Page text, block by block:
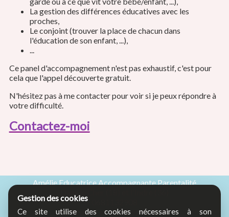
La gestion des différences éducatives avec les
proches,
Le conjoint (trouver la place de chacun dans
l'éducation de son enfant, ...),
...
Ce panel d'accompagnement n'est pas exhaustif, c'est pour
cela que l'appel découverte gratuit.
N'hésitez pas à me contacter pour voir si je peux répondre à
votre difficulté.
Contactez-moi
Amélie Educatrice Accompagnante Parentalité
amelie.educatrice18@gmail.com
Gestion des cookies
Ce site utilise des cookies nécessaires à son